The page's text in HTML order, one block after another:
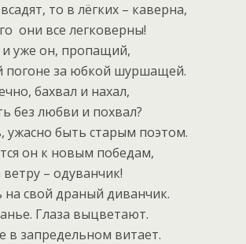
то в лёгких – каверна,
они все легковерны!
уже он, пропащий,
погоне за юбкой шуршащей.
бахвал и нахал,
без любви и похвал?
ужасно быть старым поэтом.
он к новым победам,
ветру – одуванчик!
на свой драный диванчик.
Глаза выцветают.
в запредельном витает.